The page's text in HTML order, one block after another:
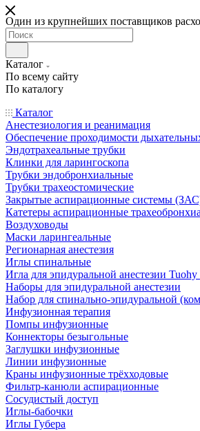
Один из крупнейших поставщиков
Каталог
По всему сайту
По каталогу
Каталог
Анестезиология и реанимация
Обеспечение проходимости
Эндотрахеальные трубки
Клинки для ларингоскопа
Трубки эндобронхиальные
Трубки трахеостомические
Закрытые аспирационные системы
Катетеры аспирационные
Воздуховоды
Маски ларингеальные
Регионарная анестезия
Иглы спинальные
Игла для эпидуральной анестезии
Наборы для эпидуральной анестезии
Набор для спинально-эпидуральной
Инфузионная терапия
Помпы инфузионные
Коннекторы безыгольные
Заглушки инфузионные
Линии инфузионные
Краны инфузионные трёхходовые
Фильтр-канюли аспирационные
Сосудистый доступ
Иглы-бабочки
Иглы Губера